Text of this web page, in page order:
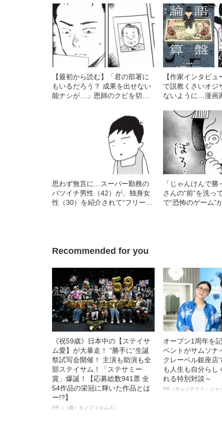
【最初から読む】「君の部署に
もいるだろう？ 成果を出せない
能ナシが…」恩師のクビを切れ
ンが苦悩の末に下した“まさかの
【作家インタビ
で説教くさいオジ
ないように…漫画
難題に出した“意
思わず無言に…スーパー勤務の
バツイチ男性（42）が、独身女
性（30）を紹介されて“フリー
「じゃんけんで
さんの“前”を洗っ
で“恐怖のゲーム
Recommended for you
《祝59歳》日本中の【ステイサ
ム愛】が大暴走！ “勝手に”生誕
祭試写会開催！ 主演も助演も全
部ステイサム！「ステサミー
賞」爆誕！【応募総数941票 全
54作品の栄冠に輝いた作品とは
ー!?】
PR（（株）キノフィルムズ）
オープン1周年を
ベントがサムソナ
クレーベル銀座
も人生も自分らし
れる特別対談～
PR（サムソナイト・ジャ